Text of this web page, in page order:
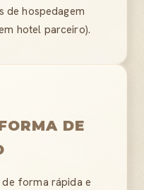
de hospedagem
hotel parceiro).
DE
de forma rápida e